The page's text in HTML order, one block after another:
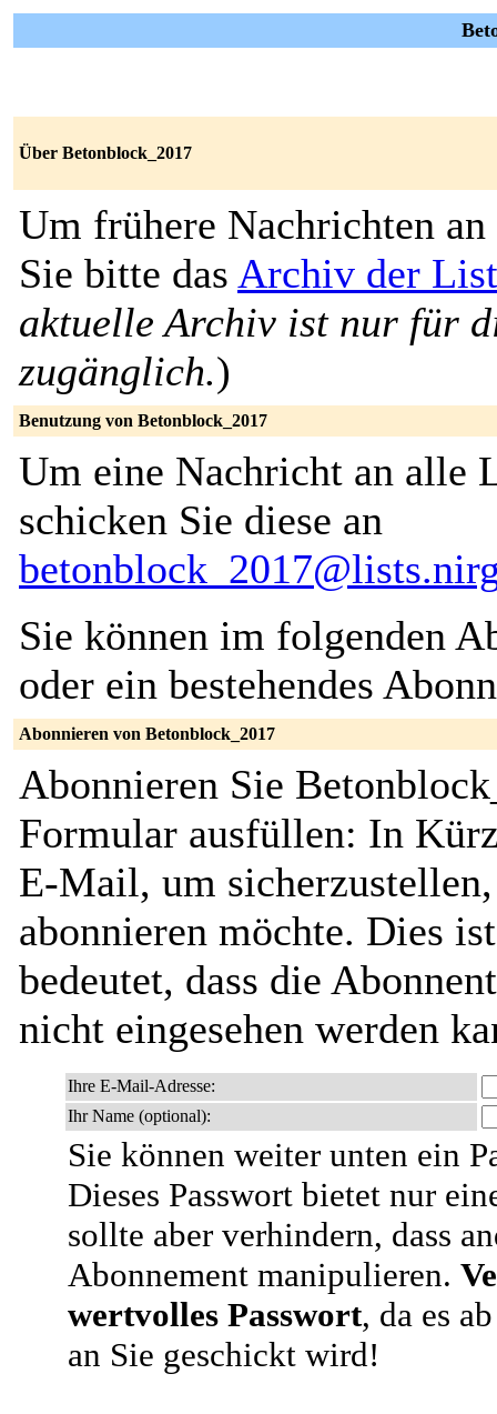
Über Betonblock_2017
Um frühere Nachrichten an
Sie bitte das Archiv der
aktuelle Archiv ist nur für
zugänglich.)
Benutzung von Betonblock_2017
Um eine Nachricht an alle
schicken Sie diese an
Sie können im folgenden
oder ein bestehendes
Abonnieren von Betonblock_2017
Abonnieren Sie
Formular ausfüllen: In
E-Mail, um
abonnieren möchte. Dies
bedeutet, dass die
nicht eingesehen werden
Ihre E-Mail-Adresse:
Ihr Name (optional):
Sie können weiter unten ein
Dieses Passwort bietet nur
sollte aber verhindern, dass
Abonnement manipulieren.
wertvolles Passwort, da es
an Sie geschickt wird!